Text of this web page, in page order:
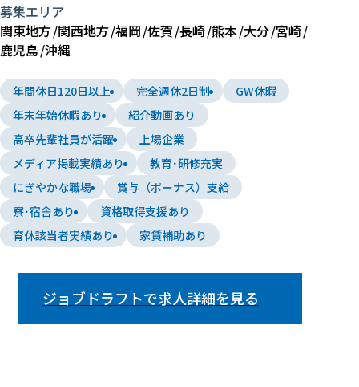
募集エリア
関東地方 関西地方 福岡 佐賀 長崎 熊本 大分 宮崎
鹿児島 沖縄
年間休日120日以上 完全週休2日制
GW休暇
年末年始休暇あり
紹介動画あり
高卒先輩社員が活躍
上場企業
メディア掲載実績あり
教育･研修充実
にぎやかな職場
賞与（ボーナス）支給
寮･宿舎あり
資格取得支援あり
育休該当者実績あり
家賃補助あり
ジョブドラフトで求人詳細を見る